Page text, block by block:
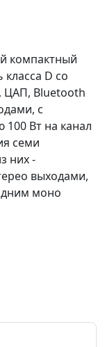
компактный
D со
Bluetooth
с
Вт на канал
семи
них -
выходами,
моно